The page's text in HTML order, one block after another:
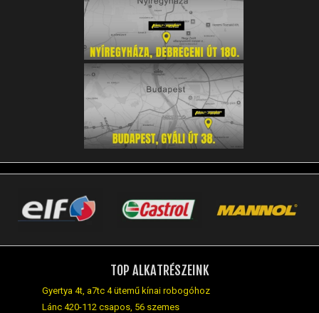
TOP ALKATRÉSZEINK
Gyertya 4t, a7tc 4 ütemű kínai robogóhoz
Lánc 420-112 csapos, 56 szemes